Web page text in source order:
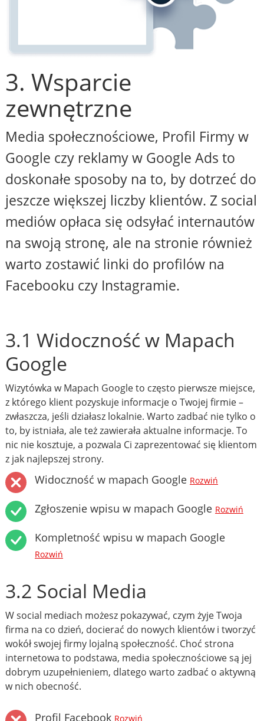
3. Wsparcie
zewnętrzne
Media społecznościowe, Profil Firmy w
Google czy reklamy w Google Ads to
doskonałe sposoby na to, by dotrzeć do
jeszcze większej liczby klientów. Z social
mediów opłaca się odsyłać internautów
na swoją stronę, ale na stronie również
warto zostawić linki do profilów na
Facebooku czy Instagramie.
3.1 Widoczność w Mapach
Google
Wizytówka w Mapach Google to często pierwsze miejsce,
z którego klient pozyskuje informacje o Twojej firmie –
zwłaszcza, jeśli działasz lokalnie. Warto zadbać nie tylko o
to, by istniała, ale też zawierała aktualne informacje. To
nic nie kosztuje, a pozwala Ci zaprezentować się klientom
z jak najlepszej strony.
Widoczność w mapach Google Rozwiń
Zgłoszenie wpisu w mapach Google Rozwiń
Kompletność wpisu w mapach Google
Rozwiń
3.2 Social Media
W social mediach możesz pokazywać, czym żyje Twoja
firma na co dzień, docierać do nowych klientów i tworzyć
wokół swojej firmy lojalną społeczność. Choć strona
internetowa to podstawa, media społecznościowe są jej
dobrym uzupełnieniem, dlatego warto zadbać o aktywną
w nich obecność.
Profil Facebook